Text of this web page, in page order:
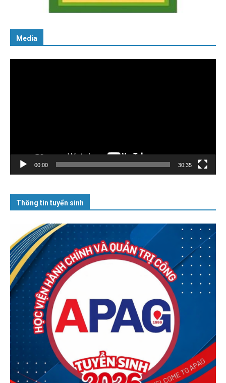
Media
00:00 30:35
Thông tin tuyển sinh